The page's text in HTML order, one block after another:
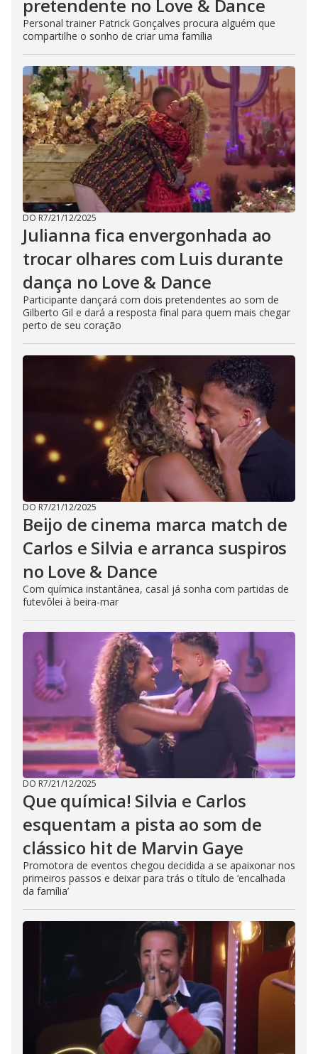
pretendente no Love & Dance
Personal trainer Patrick Gonçalves procura alguém que
compartilhe o sonho de criar uma família
DO R7/21/12/2025
Julianna fica envergonhada ao
trocar olhares com Luis durante
dança no Love & Dance
Participante dançará com dois pretendentes ao som de
Gilberto Gil e dará a resposta final para quem mais chegar
perto de seu coração
DO R7/21/12/2025
Beijo de cinema marca match de
Carlos e Silvia e arranca suspiros
no Love & Dance
Com química instantânea, casal já sonha com partidas de
futevôlei à beira-mar
DO R7/21/12/2025
Que química! Silvia e Carlos
esquentam a pista ao som de
clássico hit de Marvin Gaye
Promotora de eventos chegou decidida a se apaixonar nos
primeiros passos e deixar para trás o título de ‘encalhada
da família’